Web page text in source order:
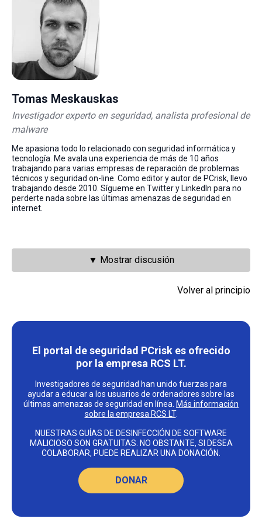
Tomas Meskauskas
Investigador experto en seguridad, analista profesional de
malware
Me apasiona todo lo relacionado con seguridad informática y
tecnología. Me avala una experiencia de más de 10 años
trabajando para varias empresas de reparación de problemas
técnicos y seguridad on-line. Como editor y autor de PCrisk, llevo
trabajando desde 2010. Sígueme en Twitter y LinkedIn para no
perderte nada sobre las últimas amenazas de seguridad en
internet.
▼ Mostrar discusión
Volver al principio
El portal de seguridad PCrisk es ofrecido
por la empresa RCS LT.
Investigadores de seguridad han unido fuerzas para
ayudar a educar a los usuarios de ordenadores sobre las
últimas amenazas de seguridad en línea. Más información
sobre la empresa RCS LT.
NUESTRAS GUÍAS DE DESINFECCIÓN DE SOFTWARE
MALICIOSO SON GRATUITAS. NO OBSTANTE, SI DESEA
COLABORAR, PUEDE REALIZAR UNA DONACIÓN.
DONAR